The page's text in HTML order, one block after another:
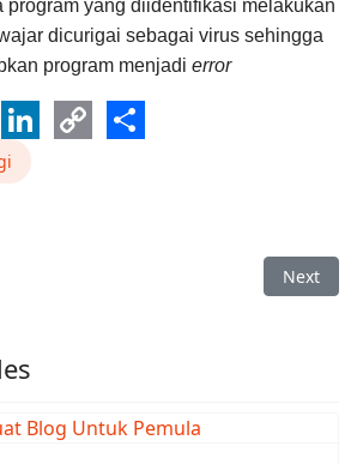
program yang diidentifikasi melakukan
dicurigai sebagai virus sehingga
program menjadi error
LinkedIn
Mabuk Posting File Secara Otomatis
Next
Next